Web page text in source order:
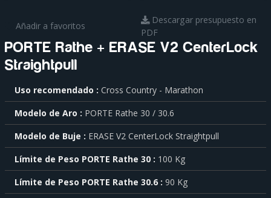
Añadir a favoritos
Descargar presupuesto en
PDF
PORTE Rathe + ERASE V2 CenterLock
Straightpull
saber
más
sobre
cada
característica
haga
click
sobre
símbolo
Uso recomendado
Cross Country - Marathon
Modelo de Aro
PORTE Rathe 30 / 30.6
Modelo de Buje
ERASE V2 CenterLock Straightpull
Límite de Peso PORTE Rathe 30
100 Kg
Límite de Peso PORTE Rathe 30.6
90 Kg